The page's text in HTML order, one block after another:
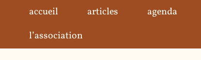
contenu
accueil articles agenda
l’association